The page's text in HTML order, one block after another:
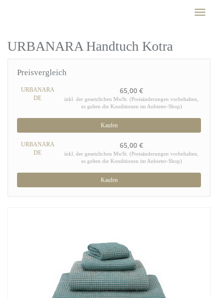
Toggle
URBANARA Handtuch Kotra
Preisvergleich
URBANARA
DE
65,00 €
inkl. der gesetzlichen MwSt. (Preisänderungen vorbehalten,
es gelten die Konditionen im Anbieter-Shop)
Kaufen
URBANARA
DE
65,00 €
inkl. der gesetzlichen MwSt. (Preisänderungen vorbehalten,
es gelten die Konditionen im Anbieter-Shop)
Kaufen